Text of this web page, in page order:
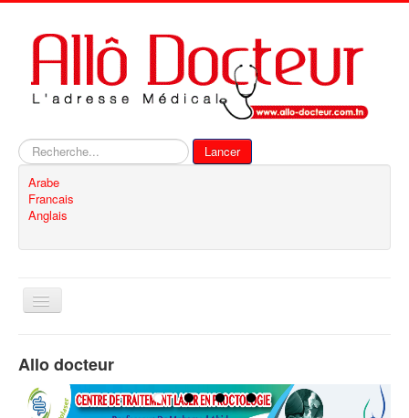
Rechercher
Lancer
Arabe
Francais
Anglais
Basculer
Contact
Allo docteur